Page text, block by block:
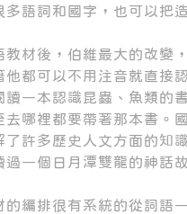
多語詞和國字，也可以把
教材後，伯維最大的改變
他都可以不用注音就直接
讀一本認識昆蟲、魚類的
去哪裡都要帶著那本書。
了許多歷史人文方面的知
過一個日月潭雙龍的神話
編排很有系統的從詞語